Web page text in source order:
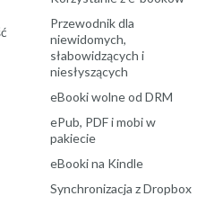
Przewodnik dla
niewidomych,
słabowidzących i
niesłyszących
eBooki wolne od DRM
ePub, PDF i mobi w
pakiecie
eBooki na Kindle
Synchronizacja z Dropbox